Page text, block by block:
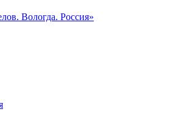
Вологда. Россия»